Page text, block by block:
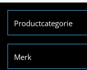
Productcategorie
Merk